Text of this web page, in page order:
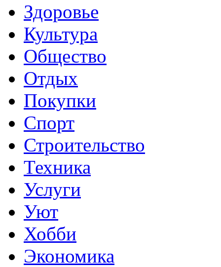
Здоровье
Культура
Общество
Отдых
Покупки
Спорт
Строительство
Техника
Услуги
Уют
Хобби
Экономика